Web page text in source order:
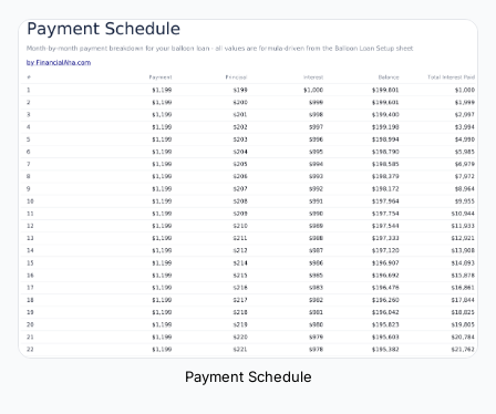
Payment Schedule